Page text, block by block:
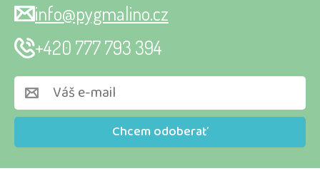
Chcem odoberať
info@pygmalino.cz
+420 777 793 394